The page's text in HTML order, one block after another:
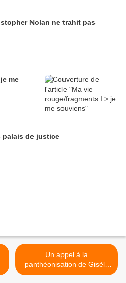
Nolan ne trahit pas
me
palais de justice
Un appel à la
panthéonisation de Gisèle
Halimi à la veille du 8 mars